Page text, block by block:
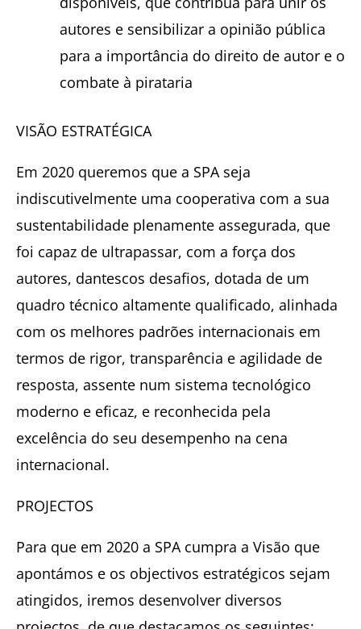
autores e sensibilizar a opinião pública
para a importância do direito de autor e o
combate à pirataria
VISÃO ESTRATÉGICA
Em 2020 queremos que a SPA seja
indiscutivelmente uma cooperativa com a sua
sustentabilidade plenamente assegurada, que
foi capaz de ultrapassar, com a força dos
autores, dantescos desafios, dotada de um
quadro técnico altamente qualificado, alinhada
com os melhores padrões internacionais em
termos de rigor, transparência e agilidade de
resposta, assente num sistema tecnológico
moderno e eficaz, e reconhecida pela
excelência do seu desempenho na cena
internacional.
PROJECTOS
Para que em 2020 a SPA cumpra a Visão que
apontámos e os objectivos estratégicos sejam
atingidos, iremos desenvolver diversos